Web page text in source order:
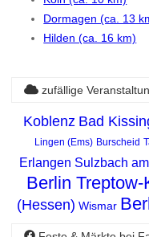
Dormagen (ca. 13
Hilden (ca. 16 km)
zufällige
Koblenz Bad
Lingen (Ems) Burscheid
Erlangen Sulzbach
Berlin
(Hessen) Wismar